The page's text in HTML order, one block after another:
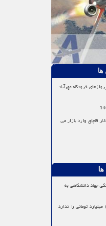
ها
فرودگاه مهرآباد
قاچاق وارد بازار می
جهاد دانشگاهی به